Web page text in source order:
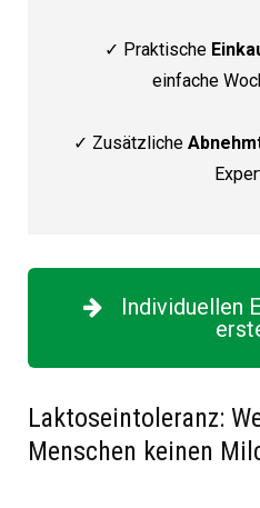
✓ Praktische
einfache
✓ Zusätzliche
Individuellen
Laktoseintoleranz:
Menschen keinen